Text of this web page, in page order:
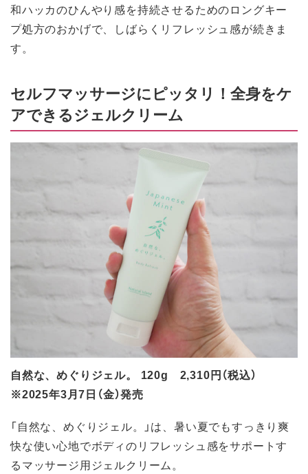
和ハッカのひんやり感を持続させるためのロングキー
プ処方のおかげで、しばらくリフレッシュ感が続きま
す。
セルフマッサージにピッタリ！全身をケ
アできるジェルクリーム
自然な、めぐりジェル。 120g 2,310円（税込）
※2025年3月7日（金）発売
「自然な、めぐりジェル。」は、暑い夏でもすっきり爽
快な使い心地でボディのリフレッシュ感をサポートす
るマッサージ用ジェルクリーム。